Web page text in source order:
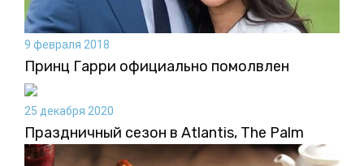
9 февраля 2018
Принц Гарри официально помолвлен
25 декабря 2020
Праздничный сезон в Atlantis, The Palm